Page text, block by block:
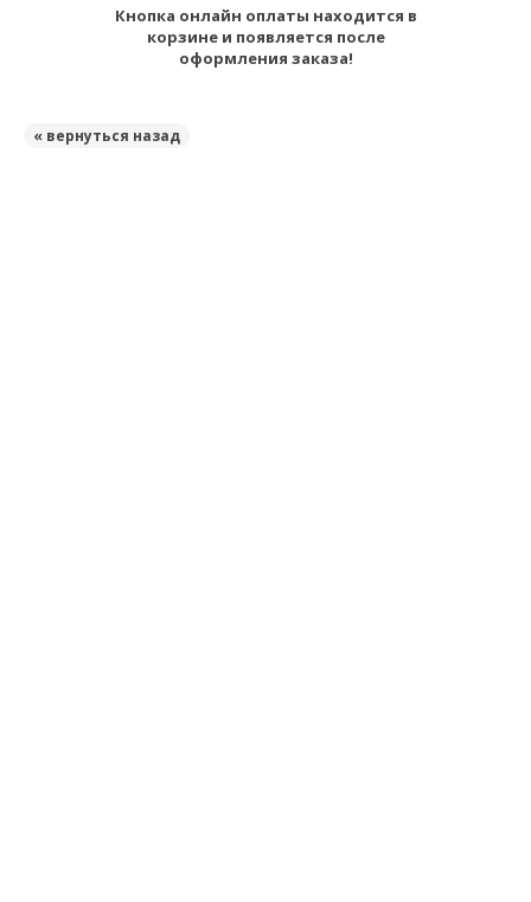
Кнопка онлайн оплаты находится в
корзине и появляется после
оформления заказа!
« вернуться назад